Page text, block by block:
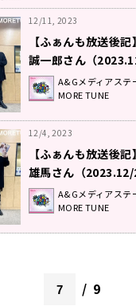
12/11, 2023
【ふぁんも放送後
誠一郎さん（
A&Gメディアス
MORE TUNE
12/4, 2023
【ふぁんも放送後
雄馬さん（2023.12/
A&Gメディアス
MORE TUNE
9